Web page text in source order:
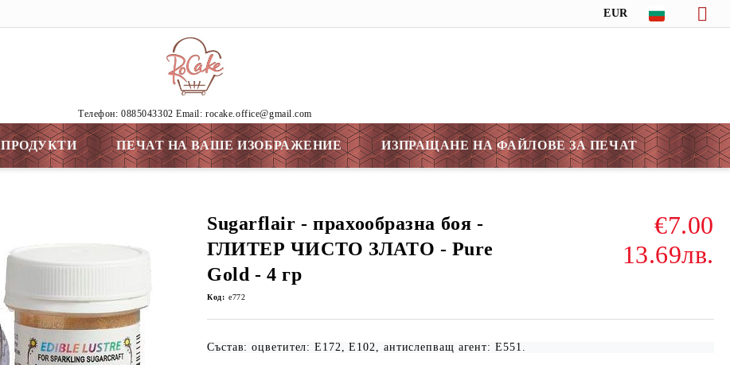
EUR
Tелефон: 0885043302 Email: rocake.office@gmail.com
ПЕЧАТ НА ВАШЕ ИЗОБРАЖЕНИЕ ИЗПРАЩАНЕ НА ФАЙЛОВЕ ЗА ПЕЧАТ
Sugarflair - прахообразна боя -
ГЛИТЕР ЧИСТО ЗЛАТО - Pure
Gold - 4 гр
€7.00
13.69лв.
Код: e772
Състав: оцветител: E172, E102, антислепващ агент: E551.